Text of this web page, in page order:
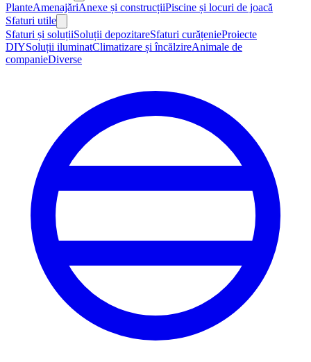
PlanteAmenajăriAnexe și construcțiiPiscine și locuri de joacă
Sfaturi utile
Sfaturi și soluțiiSoluții depozitareSfaturi curățenieProiecte
DIYSoluții iluminatClimatizare și încălzireAnimale de
companieDiverse